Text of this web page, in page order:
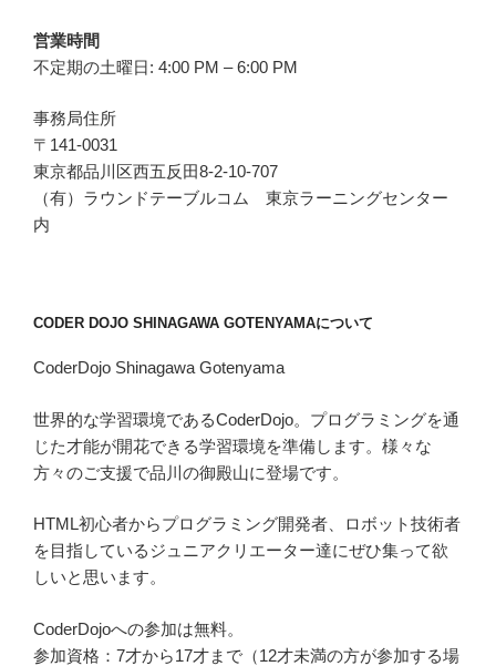
営業時間
不定期の土曜日: 4:00 PM – 6:00 PM
事務局住所
〒141-0031
東京都品川区西五反田8-2-10-707
（有）ラウンドテーブルコム 東京ラーニングセンター
内
CODER DOJO SHINAGAWA GOTENYAMAについて
CoderDojo Shinagawa Gotenyama
世界的な学習環境であるCoderDojo。プログラミングを通
じた才能が開花できる学習環境を準備します。様々な
方々のご支援で品川の御殿山に登場です。
HTML初心者からプログラミング開発者、ロボット技術者
を目指しているジュニアクリエーター達にぜひ集って欲
しいと思います。
CoderDojoへの参加は無料。
参加資格：7才から17才まで（12才未満の方が参加する場